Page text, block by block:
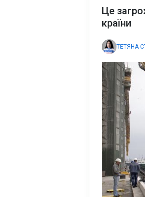
Це
країни
ТЕТЯНА